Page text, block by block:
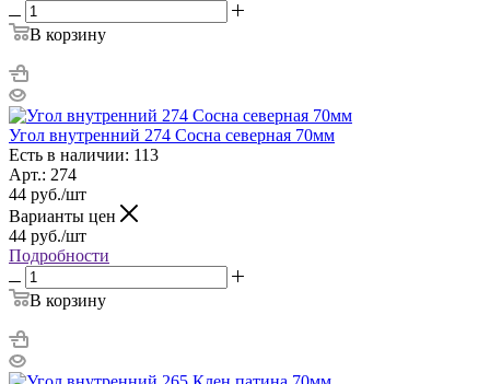
В корзину
Угол внутренний 274 Сосна северная 70мм
Есть в наличии: 113
Арт.: 274
44 руб./шт
Варианты цен
44 руб./шт
Подробности
В корзину